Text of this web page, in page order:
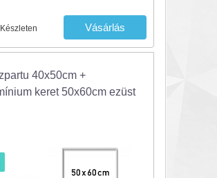
Készleten
40x50cm +
keret 50x60cm ezüst